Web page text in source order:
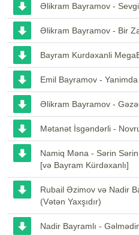
Əlikram Bayramov -
Əlikram Bayramov - Bir
Bayram Kurdəxanli
Emil Bayramov -
Əlikram Bayramov -
Mətanət İsgəndərli -
Namiq Məna - Sərin
[və Bayram Kürdəxanlı]
Rubail Əzimov və Nadir
(Vətən Yaxşıdır)
Nadir Bayramlı -